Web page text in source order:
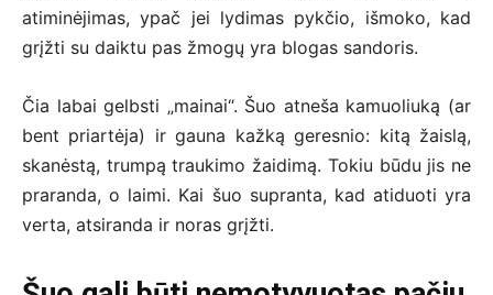
atiminėjimas, ypač jei lydimas pykčio, išmoko, kad
grįžti su daiktu pas žmogų yra blogas sandoris.
Čia labai gelbsti „mainai“. Šuo atneša kamuoliuką (ar
bent priartėja) ir gauna kažką geresnio: kitą žaislą,
skanėstą, trumpą traukimo žaidimą. Tokiu būdu jis ne
praranda, o laimi. Kai šuo supranta, kad atiduoti yra
verta, atsiranda ir noras grįžti.